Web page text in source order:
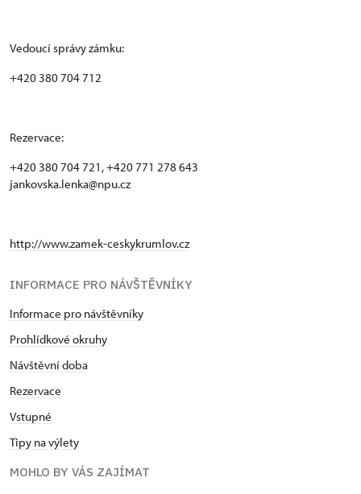
Vedoucí správy zámku:
+420 380 704 712
Rezervace:
+420 380 704 721, +420 771 278 643
jankovska.lenka@npu.cz
http://www.zamek-ceskykrumlov.cz
INFORMACE PRO NÁVŠTĚVNÍKY
Informace pro návštěvníky
Prohlídkové okruhy
Návštěvní doba
Rezervace
Vstupné
Tipy na výlety
MOHLO BY VÁS ZAJÍMAT